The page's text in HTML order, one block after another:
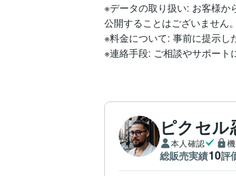
※データの取り扱い: お客様か
公開することはございません。
※料金について: 事前に提示し
※連絡手段: ご相談やサポート
ピクセル
本人確認
総販売実績10評